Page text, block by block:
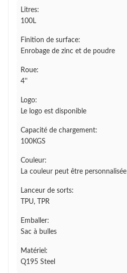
Litres:
100L
Finition de surface:
Enrobage de zinc et de poudre
Roue:
4''
Logo:
Le logo est disponible
Capacité de chargement:
100KGS
Couleur:
La couleur peut être personnalisée
Lanceur de sorts:
TPU, TPR
Emballer:
Sac à bulles
Matériel:
Q195 Steel